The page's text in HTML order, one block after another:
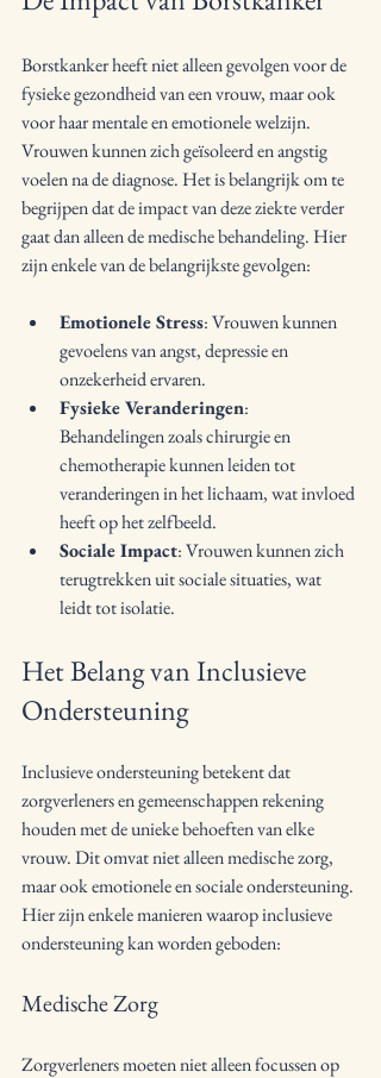
Borstkanker heeft niet alleen gevolgen voor de
fysieke gezondheid van een vrouw, maar ook
voor haar mentale en emotionele welzijn.
Vrouwen kunnen zich geïsoleerd en angstig
voelen na de diagnose. Het is belangrijk om te
begrijpen dat de impact van deze ziekte verder
gaat dan alleen de medische behandeling. Hier
zijn enkele van de belangrijkste gevolgen:
Emotionele Stress: Vrouwen kunnen
gevoelens van angst, depressie en
onzekerheid ervaren.
Fysieke Veranderingen:
Behandelingen zoals chirurgie en
chemotherapie kunnen leiden tot
veranderingen in het lichaam, wat invloed
heeft op het zelfbeeld.
Sociale Impact: Vrouwen kunnen zich
terugtrekken uit sociale situaties, wat
leidt tot isolatie.
Het Belang van Inclusieve
Ondersteuning
Inclusieve ondersteuning betekent dat
zorgverleners en gemeenschappen rekening
houden met de unieke behoeften van elke
vrouw. Dit omvat niet alleen medische zorg,
maar ook emotionele en sociale ondersteuning.
Hier zijn enkele manieren waarop inclusieve
ondersteuning kan worden geboden:
Medische Zorg
Zorgverleners moeten niet alleen focussen op